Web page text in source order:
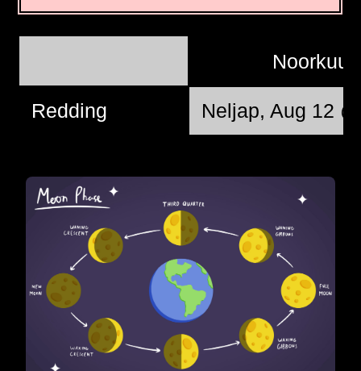
Noorkuu
Redding Neljap, Aug 12